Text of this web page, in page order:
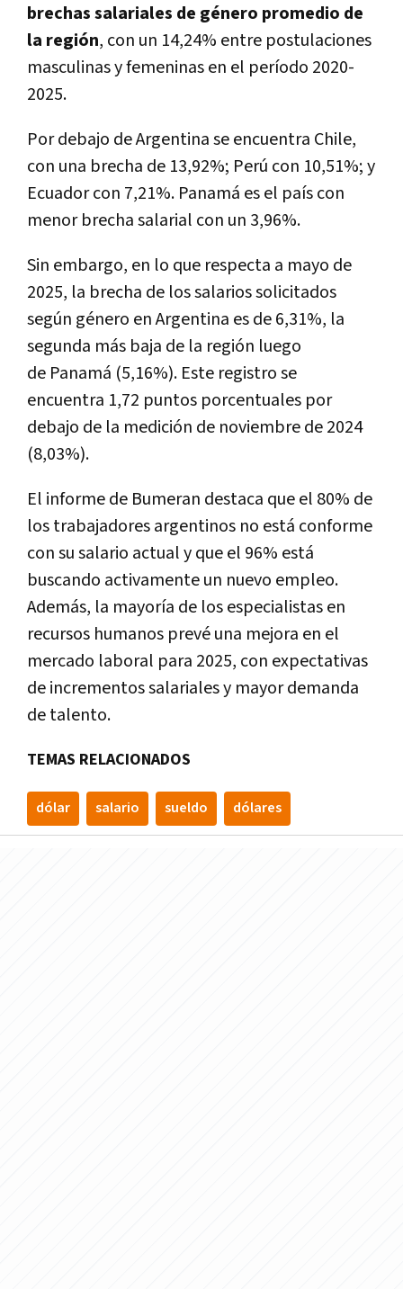
brechas salariales de género promedio de
la región, con un 14,24% entre postulaciones
masculinas y femeninas en el período 2020-
2025.
Por debajo de Argentina se encuentra Chile,
con una brecha de 13,92%; Perú con 10,51%; y
Ecuador con 7,21%. Panamá es el país con
menor brecha salarial con un 3,96%.
Sin embargo, en lo que respecta a mayo de
2025, la brecha de los salarios solicitados
según género en Argentina es de 6,31%, la
segunda más baja de la región luego
de Panamá (5,16%). Este registro se
encuentra 1,72 puntos porcentuales por
debajo de la medición de noviembre de 2024
(8,03%).
El informe de Bumeran destaca que el 80% de
los trabajadores argentinos no está conforme
con su salario actual y que el 96% está
buscando activamente un nuevo empleo.
Además, la mayoría de los especialistas en
recursos humanos prevé una mejora en el
mercado laboral para 2025, con expectativas
de incrementos salariales y mayor demanda
de talento.
TEMAS RELACIONADOS
dólar salario sueldo dólares